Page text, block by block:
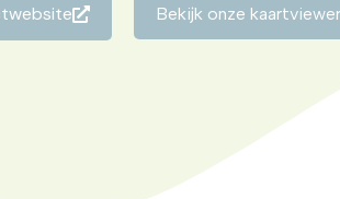
Bekijk onze kaartviewer